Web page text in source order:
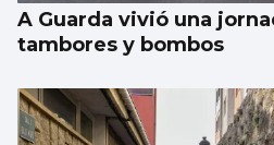
A Guarda vivió una
tambores y bombos